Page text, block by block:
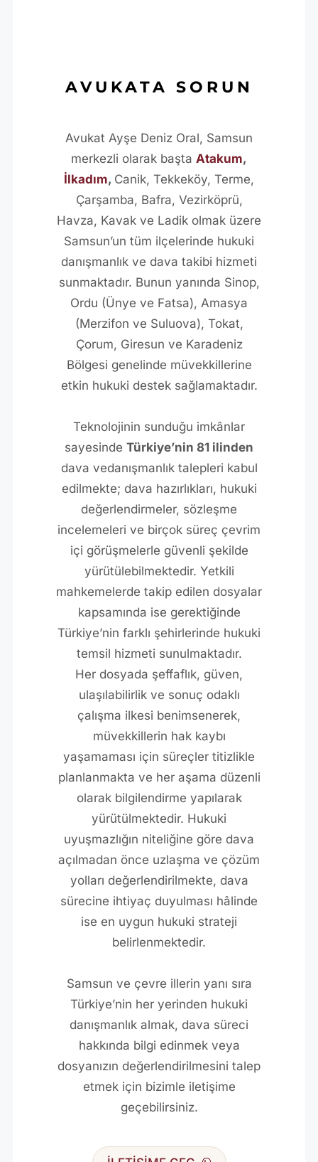
AVUKATA SORUN
Avukat Ayşe Deniz Oral, Samsun
merkezli olarak başta Atakum,
İlkadım, Canik, Tekkeköy, Terme,
Çarşamba, Bafra, Vezirköprü,
Havza, Kavak ve Ladik olmak üzere
Samsun’un tüm ilçelerinde hukuki
danışmanlık ve dava takibi hizmeti
sunmaktadır. Bunun yanında Sinop,
Ordu (Ünye ve Fatsa), Amasya
(Merzifon ve Suluova), Tokat,
Çorum, Giresun ve Karadeniz
Bölgesi genelinde müvekkillerine
etkin hukuki destek sağlamaktadır.
Teknolojinin sunduğu imkânlar
sayesinde Türkiye’nin 81 ilinden
dava vedanışmanlık talepleri kabul
edilmekte; dava hazırlıkları, hukuki
değerlendirmeler, sözleşme
incelemeleri ve birçok süreç çevrim
içi görüşmelerle güvenli şekilde
yürütülebilmektedir. Yetkili
mahkemelerde takip edilen dosyalar
kapsamında ise gerektiğinde
Türkiye’nin farklı şehirlerinde hukuki
temsil hizmeti sunulmaktadır.
Her dosyada şeffaflık, güven,
ulaşılabilirlik ve sonuç odaklı
çalışma ilkesi benimsenerek,
müvekkillerin hak kaybı
yaşamaması için süreçler titizlikle
planlanmakta ve her aşama düzenli
olarak bilgilendirme yapılarak
yürütülmektedir. Hukuki
uyuşmazlığın niteliğine göre dava
açılmadan önce uzlaşma ve çözüm
yolları değerlendirilmekte, dava
sürecine ihtiyaç duyulması hâlinde
ise en uygun hukuki strateji
belirlenmektedir.
Samsun ve çevre illerin yanı sıra
Türkiye’nin her yerinden hukuki
danışmanlık almak, dava süreci
hakkında bilgi edinmek veya
dosyanızın değerlendirilmesini talep
etmek için bizimle iletişime
geçebilirsiniz.